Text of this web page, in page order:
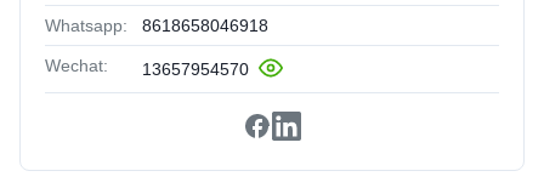
Whatsapp: 8618658046918
Wechat: 13657954570